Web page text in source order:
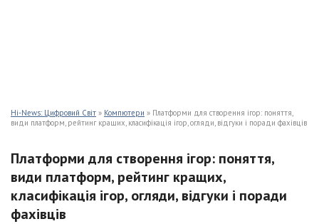
Hi-News: Цифровий Світ » Компютери » Платформи для створення ігор: поняття,
види платформ, рейтинг кращих, класифікація ігор, огляди, відгуки і поради фахівців
Платформи для створення ігор: поняття,
види платформ, рейтинг кращих,
класифікація ігор, огляди, відгуки і поради
фахівців